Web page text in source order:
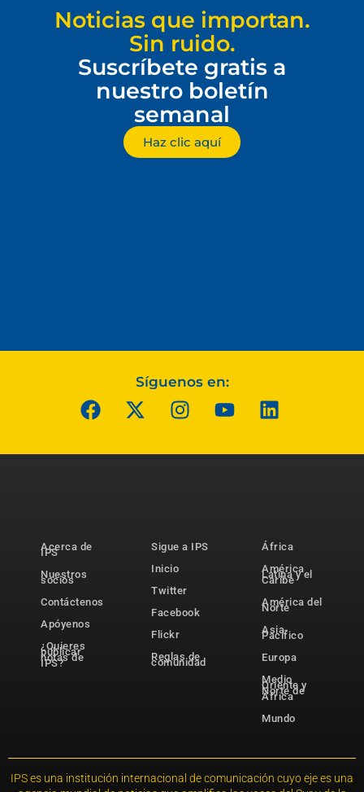
Noticias que importan.
Sin ruido.
Suscríbete gratis a
nuestro boletín
semanal
Haz clic aquí
Síguenos en:
Acerca de
IPS
Nuestros
socios
Contáctenos
Apóyenos
¿Quieres
publicar
notas de
IPS?
Sigue a IPS
Inicio
Twitter
Facebook
Flickr
Reglas de
comunidad
África
América
Latina y el
Caribe
América del
Norte
Asia-
Pacífico
Europa
Medio
Oriente y
Norte de
África
Mundo
IPS es una institución internacional de comunicación cuyo eje es una